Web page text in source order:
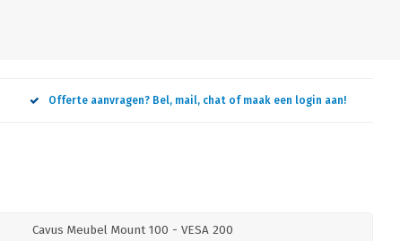
Offerte aanvragen? Bel, mail, chat of maak een login aan!
Cavus Meubel Mount 100 - VESA 200